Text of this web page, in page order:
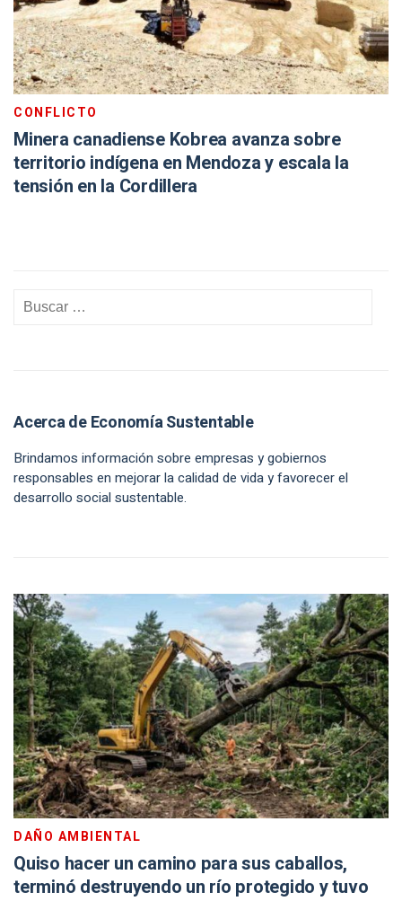
CONFLICTO
Minera canadiense Kobrea avanza sobre
territorio indígena en Mendoza y escala la
tensión en la Cordillera
Acerca de Economía Sustentable
Brindamos información sobre empresas y gobiernos
responsables en mejorar la calidad de vida y favorecer el
desarrollo social sustentable.
DAÑO AMBIENTAL
Quiso hacer un camino para sus caballos,
terminó destruyendo un río protegido y tuvo